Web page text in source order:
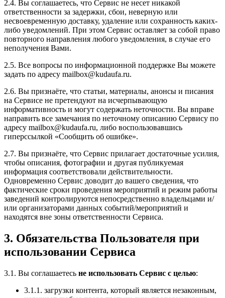
2.4. Вы соглашаетесь, что Сервис не несет никакой
ответственности за задержки, сбои, неверную или
несвоевременную доставку, удаление или сохранность каких-
либо уведомлений. При этом Сервис оставляет за собой право
повторного направления любого уведомления, в случае его
неполучения Вами.
2.5. Все вопросы по информационной поддержке Вы можете
задать по адресу mailbox@kudaufa.ru.
2.6. Вы признаёте, что статьи, материалы, анонсы и писания
на Сервисе не претендуют на исчерпывающую
информативность и могут содержать неточности. Вы вправе
направить все замечания по неточному описанию Сервису по
адресу mailbox@kudaufa.ru, либо воспользовавшись
гиперссылкой «Сообщить об ошибке».
2.7. Вы признаёте, что Сервис прилагает достаточные усилия,
чтобы описания, фотографии и другая публикуемая
информация соответствовали действительности.
Одновременно Сервис доводит до вашего сведения, что
фактические сроки проведения мероприятий и режим работы
заведений контролируются непосредственно владельцами и/
или организаторами данных событий/мероприятий и
находятся вне зоны ответственности Сервиса.
3. Обязательства Пользователя при
использовании Сервиса
3.1. Вы соглашаетесь не использовать Сервис с целью:
3.1.1. загрузки контента, который является незаконным,